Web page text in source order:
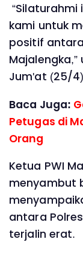
kami untuk
positif
Jum'at (25/4)
Baca Juga:
Petugas di
Orang ‎
Ketua PWI
menyambut
antara
terjalin erat.